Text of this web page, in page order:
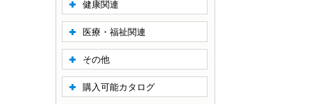
健康関連
医療・福祉関連
その他
購入可能カタログ